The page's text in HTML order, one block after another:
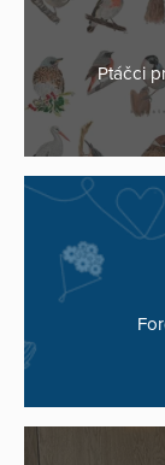
Ptáčci